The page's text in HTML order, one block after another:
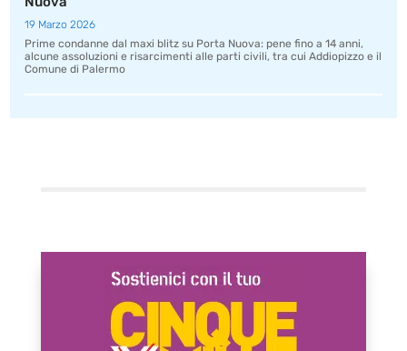
19 Marzo 2026
Prime condanne dal maxi blitz su Porta Nuova: pene fino a 14 anni,
alcune assoluzioni e risarcimenti alle parti civili, tra cui Addiopizzo e il
Comune di Palermo